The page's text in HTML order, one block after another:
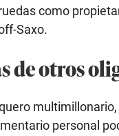
como
Saxo.
de otros
personal